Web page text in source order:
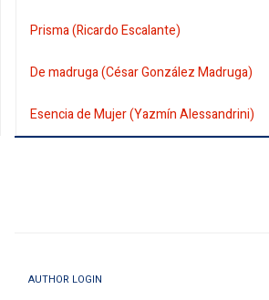
Prisma (Ricardo Escalante)
De madruga (César González Madruga)
Esencia de Mujer (Yazmín Alessandrini)
AUTHOR LOGIN